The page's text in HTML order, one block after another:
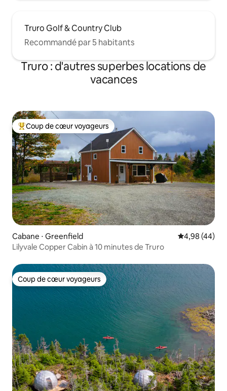
Truro Golf & Country Club
Recommandé par 5 habitants
Truro : d'autres superbes locations de
vacances
Coups de cœur voyageurs les plus appréciés
Coup de cœur voyageurs
Cabane ⋅ Greenfield Évaluation
4,98 (44)
Lilyvale Copper Cabin à 10 minutes de Truro
Coup de cœur voyageurs
Coup de cœur voyageurs